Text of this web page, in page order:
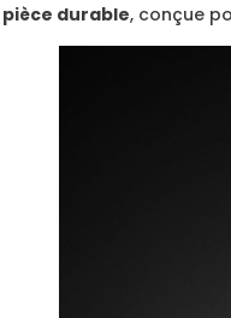
pièce durable, conçue